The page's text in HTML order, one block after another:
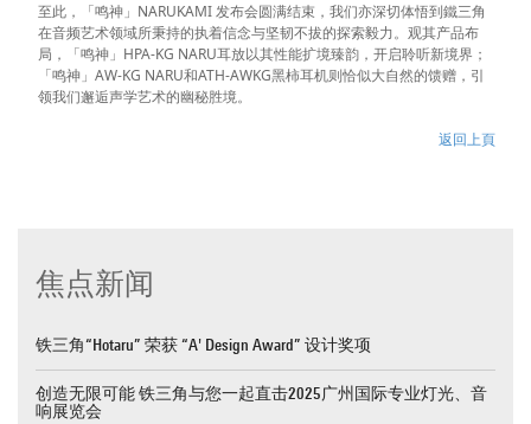
至此，「鸣神」NARUKAMI 发布会圆满结束，我们亦深切体悟到鐵三角
在音频艺术领域所秉持的执着信念与坚韧不拔的探索毅力。观其产品布
局，「鸣神」HPA-KG NARU耳放以其性能扩境臻韵，开启聆听新境界；
「鸣神」AW-KG NARU和ATH-AWKG黑柿耳机则恰似大自然的馈赠，引
领我们邂逅声学艺术的幽秘胜境。
返回上頁
焦点新闻
铁三角“Hotaru” 荣获 “A' Design Award” 设计奖项
创造无限可能 铁三角与您一起直击2025广州国际专业灯光、音
响展览会